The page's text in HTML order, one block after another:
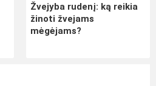
Žvejyba rudenį: ką reikia
žinoti žvejams
mėgėjams?